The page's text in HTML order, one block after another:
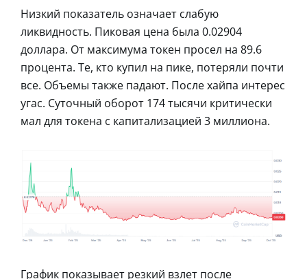
Низкий показатель означает слабую
ликвидность. Пиковая цена была 0.02904
доллара. От максимума токен просел на 89.6
процента. Те, кто купил на пике, потеряли почти
все. Объемы также падают. После хайпа интерес
угас. Суточный оборот 174 тысячи критически
мал для токена с капитализацией 3 миллиона.
График показывает резкий взлет после